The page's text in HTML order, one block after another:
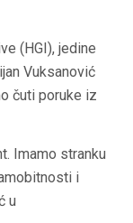
(HGI), jedine
Vuksanović
čuti poruke iz
Imamo stranku
i
u